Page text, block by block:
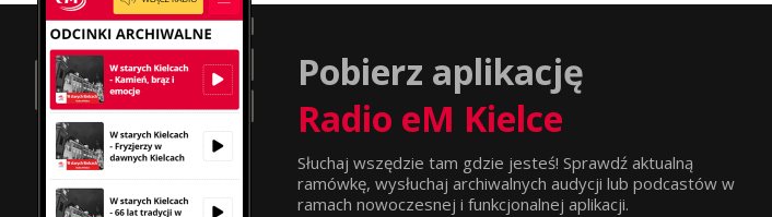
Pobierz aplikację
Radio eM Kielce
Słuchaj wszędzie tam gdzie jesteś! Sprawdź aktualną
ramówkę, wysłuchaj archiwalnych audycji lub podcastów w
ramach nowoczesnej i funkcjonalnej aplikacji.